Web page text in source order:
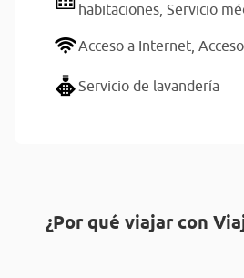
habitaciones, Servicio
Acceso a Internet,
Servicio de lavandería
¿Por qué viajar con